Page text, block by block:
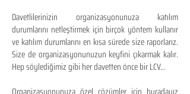
Davetlilerinizin organizasyonunuza katılım
durumlarını netleştirmek için birçok yöntem kullanır
ve katılım durumlarını en kısa sürede size raporlarız.
Size de organizasyonunuzun keyfini çıkarmak kalır.
Hep söylediğimiz gibi her davetten önce bir LCV...